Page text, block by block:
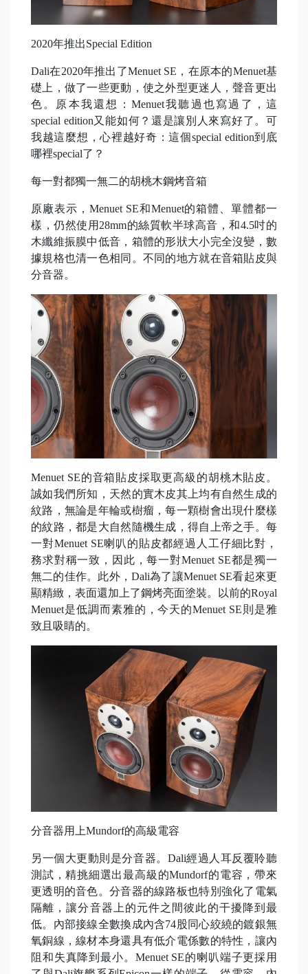
2020年推出Special Edition
Dali在2020年推出了Menuet SE，在原本的Menuet基
礎上，做了一些更動，使之外型更迷人，聲音更出
色。原本我還想：Menuet我聽過也寫過了，這
special edition又能如何？還是讓別人來寫好了。可
我越這麼想，心裡越好奇：這個special edition到底
哪裡special了？
每一對都獨一無二的胡桃木鋼烤音箱
原廠表示，Menuet SE和Menuet的箱體、單體都一
樣，仍然使用28mm的絲質軟半球高音，和4.5吋的
木纖維振膜中低音，箱體的形狀大小完全沒變，數
據規格也清一色相同。不同的地方就在音箱貼皮與
分音器。
Menuet SE的音箱貼皮採取更高級的胡桃木貼皮。
誠如我們所知，天然的實木皮其上均有自然生成的
紋路，無論是年輪或樹瘤，每一顆樹會出現什麼樣
的紋路，都是大自然隨機生成，得自上帝之手。每
一對Menuet SE喇叭的貼皮都經過人工仔細比對，
務求對稱一致，因此，每一對Menuet SE都是獨一
無二的佳作。此外，Dali為了讓Menuet SE看起來更
顯精緻，表面還加上了鋼烤亮面塗裝。以前的Royal
Menuet是低調而素雅的，今天的Menuet SE則是雅
致且吸睛的。
分音器用上Mundorf的高級電容
另一個大更動則是分音器。Dali經過人耳反覆聆聽
測試，精挑細選出最高級的Mundorf的電容，帶來
更透明的音色。分音器的線路板也特別強化了電氣
隔離，讓分音器上的元件之間彼此的干擾降到最
低。內部接線全數換成內含74股同心絞繞的鍍銀無
氧銅線，線材本身還具有低介電係數的特性，讓內
阻和失真降到最小。Menuet SE的喇叭端子更採用